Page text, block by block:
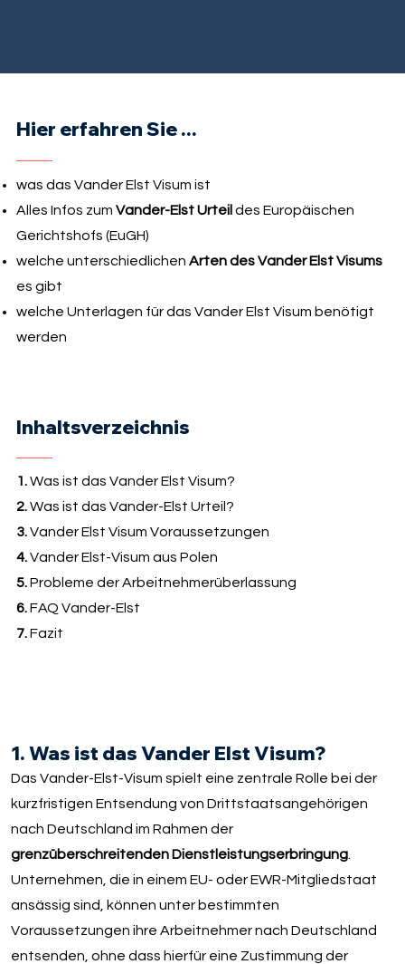
Hier erfahren Sie ...
was das Vander Elst Visum ist
Alles Infos zum Vander-Elst Urteil des Europäischen
Gerichtshofs (EuGH)
welche unterschiedlichen Arten des Vander Elst Visums
es gibt
welche Unterlagen für das Vander Elst Visum benötigt
werden
Inhaltsverzeichnis
1.Was ist das Vander Elst Visum?
2.Was ist das Vander-Elst Urteil?
3.Vander Elst Visum Voraussetzungen
4.Vander Elst-Visum aus Polen
5.Probleme der Arbeitnehmerüberlassung
6.FAQ Vander-Elst
7.Fazit
1. Was ist das Vander Elst Visum?
Das Vander-Elst-Visum spielt eine zentrale Rolle bei der
kurzfristigen Entsendung von Drittstaatsangehörigen
nach Deutschland im Rahmen der
grenzüberschreitenden Dienstleistungserbringung
Unternehmen, die in einem EU- oder EWR-Mitgliedstaat
ansässig sind, können unter bestimmten
Voraussetzungen ihre Arbeitnehmer nach Deutschland
entsenden, ohne dass hierfür eine Zustimmung der